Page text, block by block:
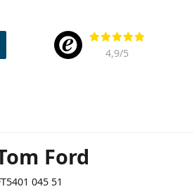
Bewertung
4,9/5
Ford
045 51